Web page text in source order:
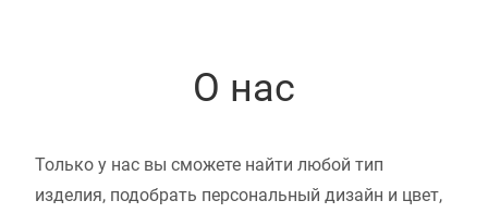
О нас
Только у нас вы сможете найти любой тип
изделия, подобрать персональный дизайн и цвет,